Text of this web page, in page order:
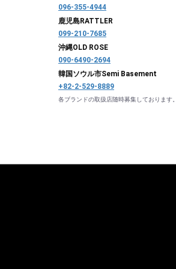
096-355-4944
鹿児島RATTLER
099-210-7685
沖縄OLD ROSE
090-6490-2694
韓国ソウル市Semi Basement
+82-2-529-8889
各ブランドの取扱店随時募集しております。